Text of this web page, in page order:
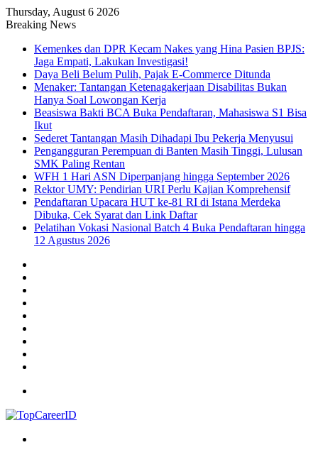
Thursday, August 6 2026
Breaking News
Kemenkes dan DPR Kecam Nakes yang Hina Pasien BPJS:
Jaga Empati, Lakukan Investigasi!
Daya Beli Belum Pulih, Pajak E-Commerce Ditunda
Menaker: Tantangan Ketenagakerjaan Disabilitas Bukan
Hanya Soal Lowongan Kerja
Beasiswa Bakti BCA Buka Pendaftaran, Mahasiswa S1 Bisa
Ikut
Sederet Tantangan Masih Dihadapi Ibu Pekerja Menyusui
Pengangguran Perempuan di Banten Masih Tinggi, Lulusan
SMK Paling Rentan
WFH 1 Hari ASN Diperpanjang hingga September 2026
Rektor UMY: Pendirian URI Perlu Kajian Komprehensif
Pendaftaran Upacara HUT ke-81 RI di Istana Merdeka
Dibuka, Cek Syarat dan Link Daftar
Pelatihan Vokasi Nasional Batch 4 Buka Pendaftaran hingga
12 Agustus 2026